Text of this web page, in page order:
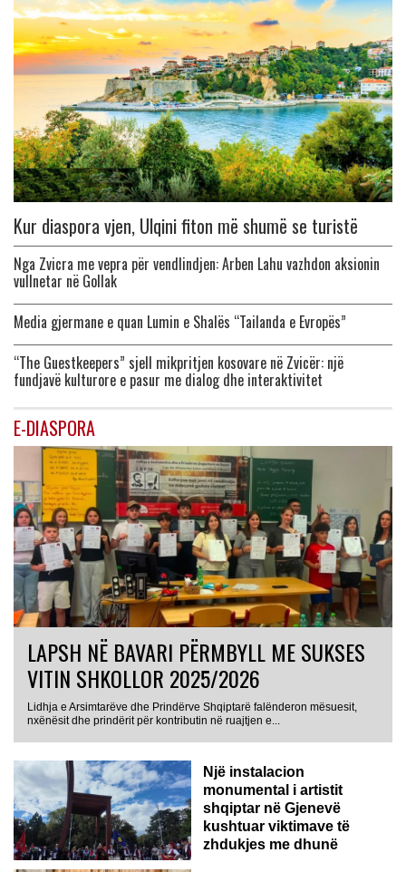
Kur diaspora vjen, Ulqini fiton më shumë se turistë
Nga Zvicra me vepra për vendlindjen: Arben Lahu vazhdon aksionin
vullnetar në Gollak
Media gjermane e quan Lumin e Shalës “Tailanda e Evropës”
“The Guestkeepers” sjell mikpritjen kosovare në Zvicër: një
fundjavë kulturore e pasur me dialog dhe interaktivitet
E-DIASPORA
LAPSH NË BAVARI PËRMBYLL ME SUKSES
VITIN SHKOLLOR 2025/2026
Lidhja e Arsimtarëve dhe Prindërve Shqiptarë falënderon mësuesit,
nxënësit dhe prindërit për kontributin në ruajtjen e...
Një instalacion
monumental i artistit
shqiptar në Gjenevë
kushtuar viktimave të
zhdukjes me dhunë